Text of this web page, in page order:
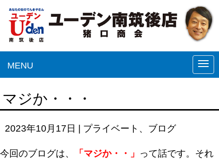
N
a
i
MENU
マジか・・・
2023年10月17日 プライベート 、 ブログ
今回のブログは、 「マジか・・」 って話です。 それ